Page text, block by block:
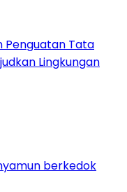
Penguatan Tata
Lingkungan
berkedok